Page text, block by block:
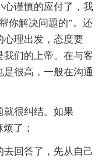
心谨慎的应付了，我
你解决问题的”。还
心理出发，态度要
们的上帝。在与客
是很高，一般在沟通
很纠结。如果
了；
回答了，先从自己